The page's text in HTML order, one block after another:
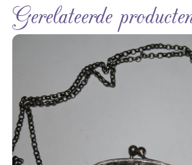
Gerelateerde